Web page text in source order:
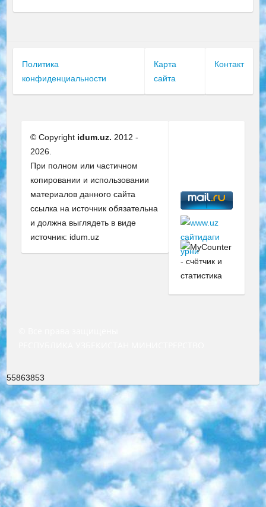
Политика
конфиденциальности
Карта
сайта
Контакт
© Copyright idum.uz. 2012 -
2026.
При полном или частичном
копировании и использовании
материалов данного сайта
ссылка на источник обязательна
и должна выглядеть в виде
источник: idum.uz
55863853